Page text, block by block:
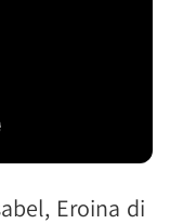
Eroina di